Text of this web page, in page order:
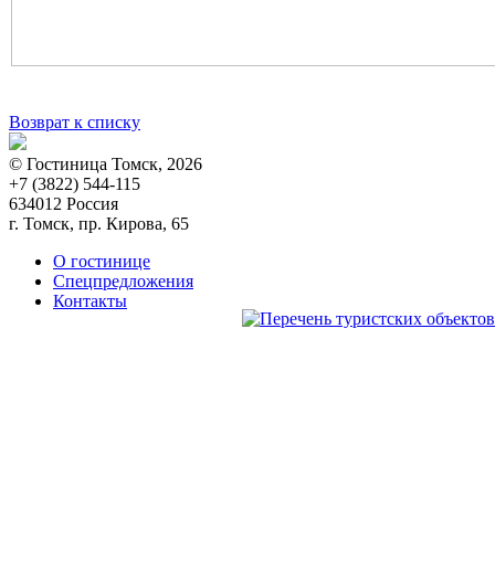
Возврат к списку
© Гостиница Томск, 2026
+7 (3822) 544-115
634012 Россия
г. Томск, пр. Кирова, 65
О гостинице
Спецпредложения
Контакты